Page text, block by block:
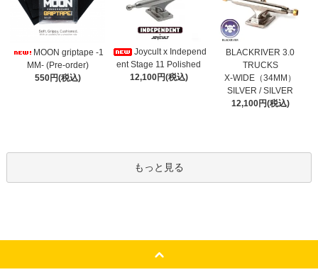
MOON griptape -1
MM- (Pre-order)
550円(税込)
Joycult x Independ
ent Stage 11 Polished
12,100円(税込)
BLACKRIVER 3.0
TRUCKS
X-WIDE（34MM）
SILVER / SILVER
12,100円(税込)
もっと見る